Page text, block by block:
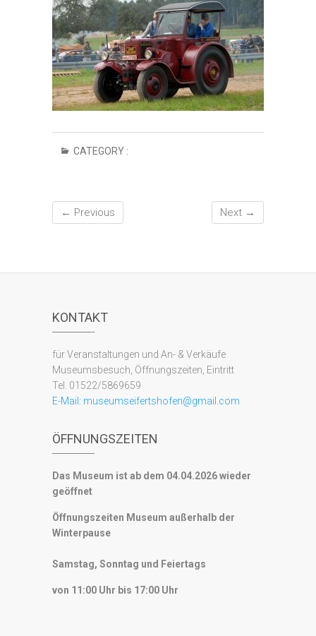
CATEGORY :
← Previous Next →
KONTAKT
für Veranstaltungen und An- & Verkäufe
Museumsbesuch, Öffnungszeiten, Eintritt
Tel. 01522/5869659
E-Mail: museumseifertshofen@gmail.com
ÖFFNUNGSZEITEN
Das Museum ist ab dem 04.04.2026 wieder
geöffnet
Öffnungszeiten Museum außerhalb der
Winterpause
Samstag, Sonntag und Feiertags
von 11:00 Uhr bis 17:00 Uhr